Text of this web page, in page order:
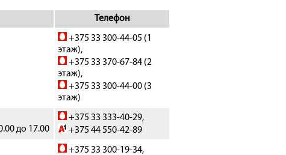
Телефон
+375 33 300-44-05 (1
этаж),
+375 33 370-67-84 (2
этаж),
+375 33 300-44-00 (3
этаж)
до 17.00
+375 33 333-40-29,
+375 44 550-42-89
+375 33 300-19-34,